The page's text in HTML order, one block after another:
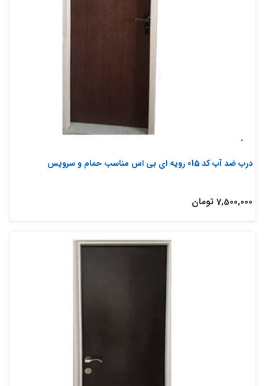
درب ضد آب کد 015 رویه ای بی اس مناسب حمام و سرویس
7,500,000 تومان